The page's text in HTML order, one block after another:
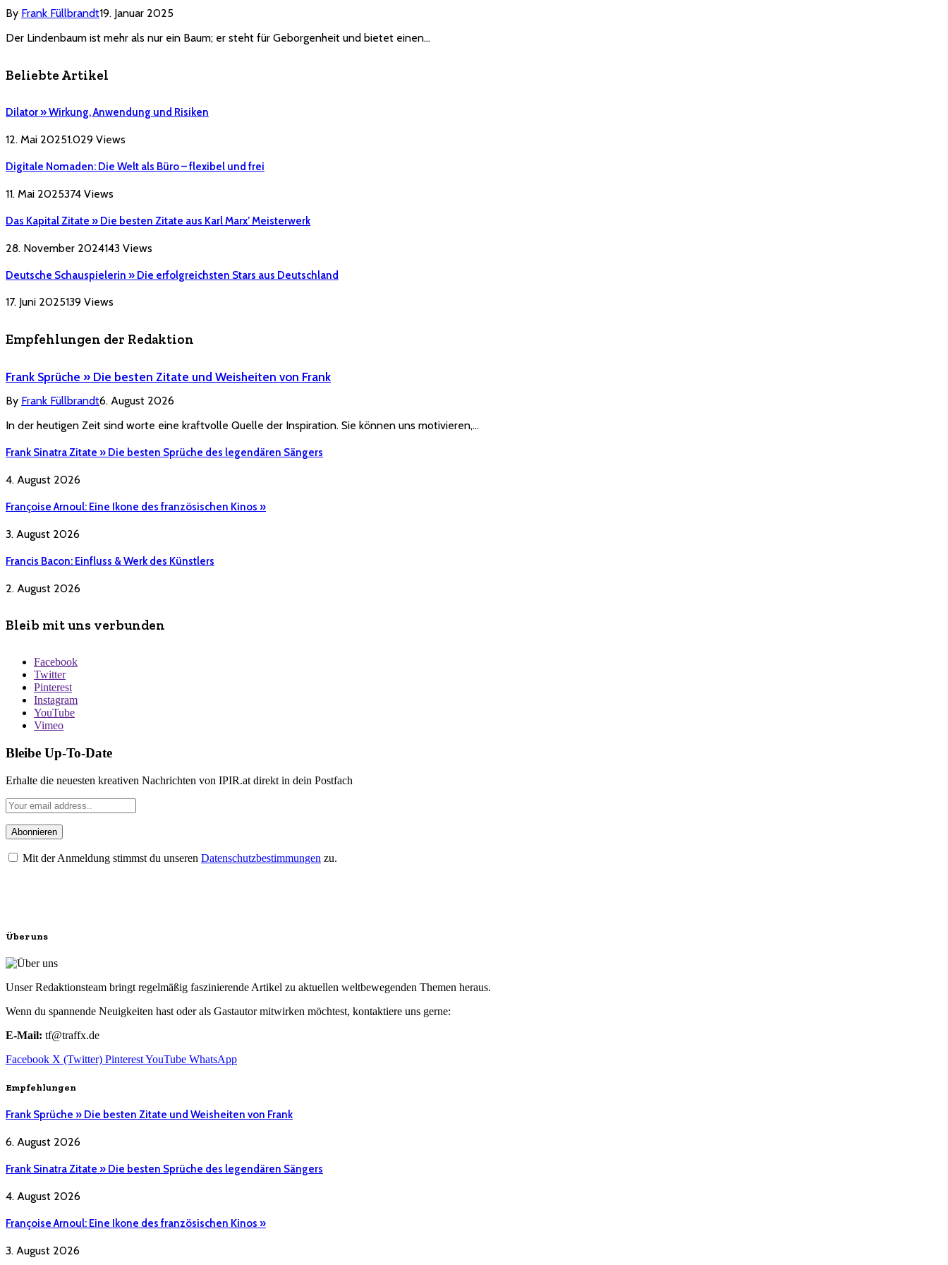
By Frank Füllbrandt19. Januar 2025
Der Lindenbaum ist mehr als nur ein Baum; er steht für Geborgenheit und bietet einen…
Beliebte Artikel
Dilator » Wirkung, Anwendung und Risiken
12. Mai 20251.029 Views
Digitale Nomaden: Die Welt als Büro – flexibel und frei
11. Mai 2025374 Views
Das Kapital Zitate » Die besten Zitate aus Karl Marx’ Meisterwerk
28. November 2024143 Views
Deutsche Schauspielerin » Die erfolgreichsten Stars aus Deutschland
17. Juni 2025139 Views
Empfehlungen der Redaktion
Frank Sprüche » Die besten Zitate und Weisheiten von Frank
By Frank Füllbrandt6. August 2026
In der heutigen Zeit sind worte eine kraftvolle Quelle der Inspiration. Sie können uns motivieren,…
Frank Sinatra Zitate » Die besten Sprüche des legendären Sängers
4. August 2026
Françoise Arnoul: Eine Ikone des französischen Kinos »
3. August 2026
Francis Bacon: Einfluss & Werk des Künstlers
2. August 2026
Bleib mit uns verbunden
Facebook
Twitter
Pinterest
Instagram
YouTube
Vimeo
Bleibe Up-To-Date
Erhalte die neuesten kreativen Nachrichten von IPIR.at direkt in dein Postfach
Mit der Anmeldung stimmst du unseren Datenschutzbestimmungen zu.
Über uns
Unser Redaktionsteam bringt regelmäßig faszinierende Artikel zu aktuellen weltbewegenden Themen heraus.
Wenn du spannende Neuigkeiten hast oder als Gastautor mitwirken möchtest, kontaktiere uns gerne:
E-Mail: tf@traffx.de
Facebook X (Twitter) PinterestYouTube WhatsApp
Empfehlungen
Frank Sprüche » Die besten Zitate und Weisheiten von Frank
6. August 2026
Frank Sinatra Zitate » Die besten Sprüche des legendären Sängers
4. August 2026
Françoise Arnoul: Eine Ikone des französischen Kinos »
3. August 2026